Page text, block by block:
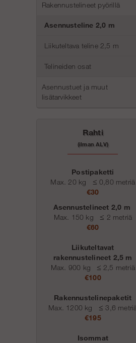
Rakennustelineet pyörillä
Asennusteline 2,0 m
Liikuteltava teline 2,5 m
Telineiden osat
Asennustuet ja muut
lisätarvikkeet
Rahti
(ilman ALV)
Postipaketti
Max. 20 kg
≤ 0,80 metriä
€30
Asennustelineet 2,0 m
Max. 150 kg ≤ 2 metriä
€60
Liikuteltavat
rakennustelineet 2,5 m
Max. 900 kg
≤ 2,5 metriä
€100
Rakennustelinepaketit
Max. 1200 kg
≤ 3,6 metriä
€195
Isommat